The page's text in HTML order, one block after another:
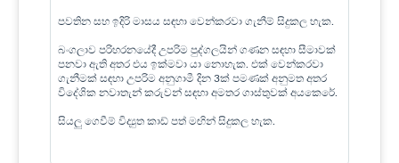
පවතින සහ ඉදිරි මාසය සඳහා වෙන්කරවා ගැනීම් සිදුකල හැක.
බංගලාව පරිහරනයේදී උපරිම පුද්ගලයින් ගණන සඳහා සීමාවක්
පනවා ඇති අතර එය ඉක්මවා යා නොහැක. එක් වෙන්කරවා
ගැනීමක් සඳහා උපරිම අනුගාමී දින 3ක් පමණක් අනුමත අතර
විදේශික නවාතැන් කරුවන් සඳහා අමතර ගාස්තුවක් අයකෙරේ.
සියලු ගෙවීම් විද්‍යුත කාඩ් පත් මඟින් සිදුකල හැක.